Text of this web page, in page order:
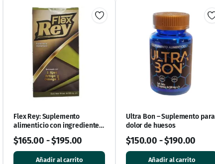
Flex Rey: Suplemento
alimenticio con ingredientes
naturales para aliviar el
dolor de huesos
$165.00 -$195.00
Añadir al carrito
Ultra Bon – Suplemento para
dolor de huesos
$150.00 -$190.00
Añadir al carrito